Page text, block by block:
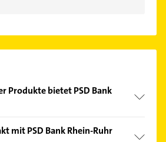
Produkte bietet PSD Bank
Geldanlage und
mit PSD Bank Rhein-Ruhr